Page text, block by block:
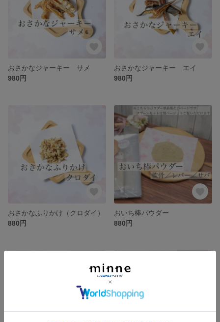
おさかなジャーキー サメ
980円
おさかなジャーキー エイ
980円
おさかなふりかけ（クロダイ）
880円
おいち棒パウダー
880円